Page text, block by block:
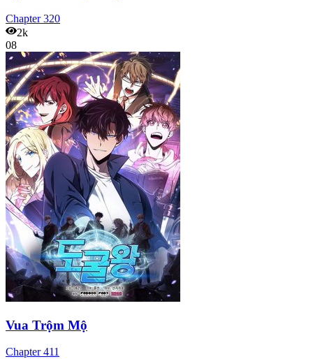
Chapter320
2k
08
Vua Trộm Mộ
Chapter411